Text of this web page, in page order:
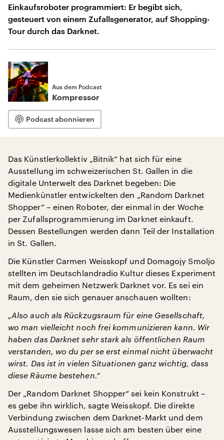
Einkaufsroboter programmiert: Er begibt sich,
gesteuert von einem Zufallsgenerator, auf Shopping-
Tour durch das Darknet.
Aus dem Podcast
Kompressor
Podcast abonnieren
Das Künstlerkollektiv „Bitnik“ hat sich für eine
Ausstellung im schweizerischen St. Gallen in die
digitale Unterwelt des Darknet begeben: Die
Medienkünstler entwickelten den „Random Darknet
Shopper“ – einen Roboter, der einmal in der Woche
per Zufallsprogrammierung im Darknet einkauft.
Dessen Bestellungen werden dann Teil der Installation
in St. Gallen.
Die Künstler Carmen Weisskopf und Domagojy Smoljo
stellten im Deutschlandradio Kultur dieses Experiment
mit dem geheimen Netzwerk Darknet vor. Es sei ein
Raum, den sie sich genauer anschauen wollten:
„Also auch als Rückzugsraum für eine Gesellschaft,
wo man vielleicht noch frei kommunizieren kann. Wir
haben das Darknet sehr stark als öffentlichen Raum
verstanden, wo du per se erst einmal nicht überwacht
wirst. Das ist in vielen Situationen ganz wichtig, dass
diese Räume bestehen.“
Der „Random Darknet Shopper“ sei kein Konstrukt –
es gebe ihn wirklich, sagte Weisskopf. Die direkte
Verbindung zwischen dem Darknet-Markt und dem
Ausstellungswesen lasse sich am besten über eine